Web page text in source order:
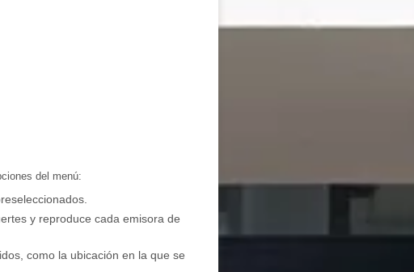
del menú:
y reproduce cada emisora de
como la ubicación en la que se